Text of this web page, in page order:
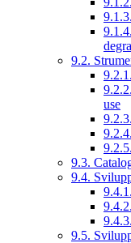
9.2.
use
9.3.
9.4.
9.5.